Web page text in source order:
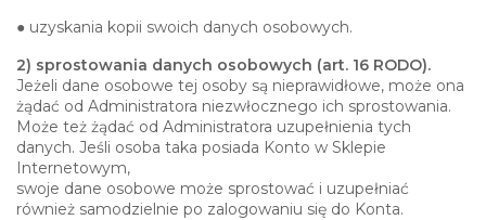
● uzyskania kopii swoich danych osobowych.
2) sprostowania danych osobowych (art. 16 RODO).
Jeżeli dane osobowe tej osoby są nieprawidłowe, może ona
żądać od Administratora niezwłocznego ich sprostowania.
Może też żądać od Administratora uzupełnienia tych
danych. Jeśli osoba taka posiada Konto w Sklepie
Internetowym,
swoje dane osobowe może sprostować i uzupełniać
również samodzielnie po zalogowaniu się do Konta.